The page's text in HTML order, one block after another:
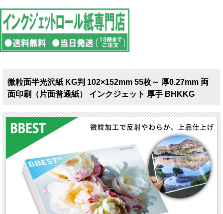
微粒面半光沢紙 KG判 102×152mm 55枚～ 厚0.27mm 両
面印刷（片面普通紙） インクジェット 厚手 BHKKG